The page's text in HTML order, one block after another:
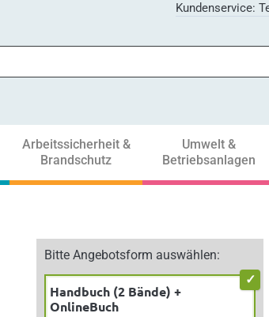
Kundenservice:
Arbeitssicherheit &
Brandschutz
Umwelt &
Betriebsanlagen
Bitte Angebotsform auswählen:
Handbuch (2 Bände) +
OnlineBuch